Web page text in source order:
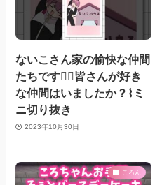
ないこさん家の愉快な仲間
たちです︎👍🏻皆さんが好き
な仲間はいましたか？⌇ミ
ニ切り抜き
2023年10月30日
ころん